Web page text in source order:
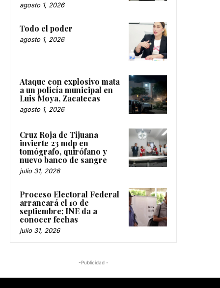
agosto 1, 2026
Todo el poder
agosto 1, 2026
Ataque con explosivo mata
a un policía municipal en
Luis Moya, Zacatecas
agosto 1, 2026
Cruz Roja de Tijuana
invierte 23 mdp en
tomógrafo, quirófano y
nuevo banco de sangre
julio 31, 2026
Proceso Electoral Federal
arrancará el 10 de
septiembre; INE da a
conocer fechas
julio 31, 2026
-Publicidad -